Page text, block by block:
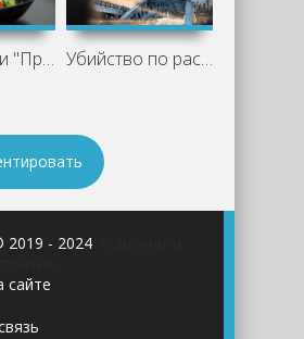
Обзор книги "Практикум по боевой Убийство по расписанию - Николай
2019 - 2024
сайте